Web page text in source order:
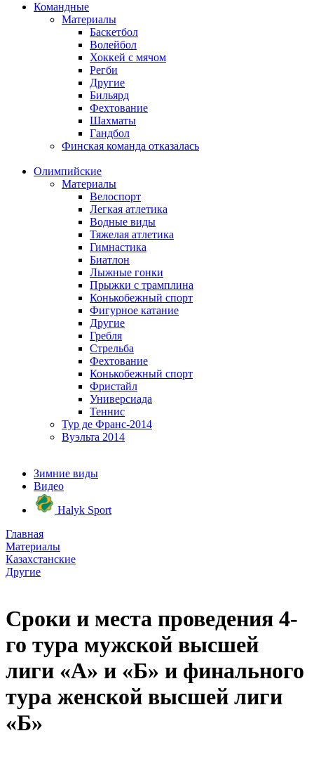
Командные
Материалы
Баскетбол
Волейбол
Хоккей с мячом
Регби
Другие
Бильярд
Фехтование
Шахматы
Гандбол
Финская команда отказалась
Олимпийские
Материалы
Велоспорт
Легкая атлетика
Водные виды
Тяжелая атлетика
Гимнастика
Биатлон
Лыжные гонки
Прыжки с трамплина
Конькобежный спорт
Фигурное катание
Другие
Гребля
Стрельба
Фехтование
Конькобежный спорт
Фристайл
Универсиада
Теннис
Тур де Франс-2014
Вуэльта 2014
Зимние виды
Видео
Halyk Sport
Главная
Материалы
Казахстанские
Другие
Сроки и места проведения 4-
го тура мужской высшей
лиги «А» и «Б» и финального
тура женской высшей лиги
«Б»